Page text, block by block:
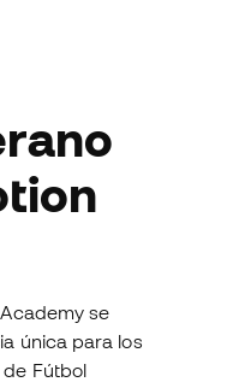
se
única para los
Fútbol